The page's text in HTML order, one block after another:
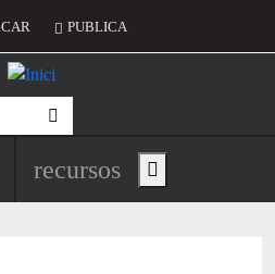
del compte d'usuari
PUBLICA
principal de
recursos Show main menu